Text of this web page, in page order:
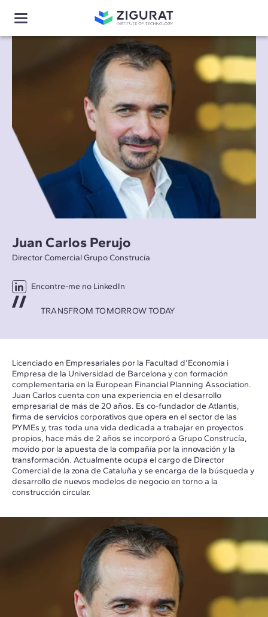
Juan Carlos Perujo
Director Comercial Grupo Construcía
Encontre-me no LinkedIn
TRANSFROM TOMORROW TODAY
Licenciado en Empresariales por la Facultad d’Economia i
Empresa de la Universidad de Barcelona y con formación
complementaria en la European Financial Planning Association.
Juan Carlos cuenta con una experiencia en el desarrollo
empresarial de más de 20 años. Es co-fundador de Atlantis,
firma de servicios corporativos que opera en el sector de las
PYMEs y, tras toda una vida dedicada a trabajar en proyectos
propios, hace más de 2 años se incorporó a Grupo Construcía,
movido por la apuesta de la compañía por la innovación y la
transformación. Actualmente ocupa el cargo de Director
Comercial de la zona de Cataluña y se encarga de la búsqueda y
desarrollo de nuevos modelos de negocio en torno a la
construcción circular.